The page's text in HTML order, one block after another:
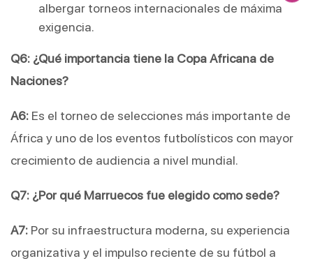
albergar torneos internacionales de máxima
exigencia.
Q6: ¿Qué importancia tiene la Copa Africana de
Naciones?
A6: Es el torneo de selecciones más importante de
África y uno de los eventos futbolísticos con mayor
crecimiento de audiencia a nivel mundial.
Q7: ¿Por qué Marruecos fue elegido como sede?
A7: Por su infraestructura moderna, su experiencia
organizativa y el impulso reciente de su fútbol a